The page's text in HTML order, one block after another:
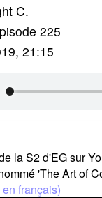
C.
225
21:15
la S2 d'EG sur
'The Art of
français)